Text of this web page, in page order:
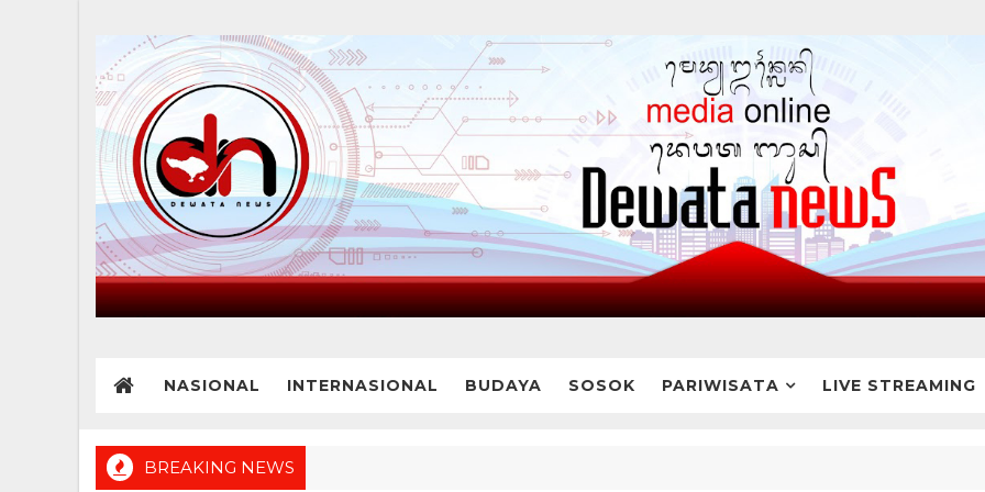
NASIONAL INTERNASIONAL BUDAYA SOSOK PARIWISATA LIVE STREAMING
BREAKING NEWS